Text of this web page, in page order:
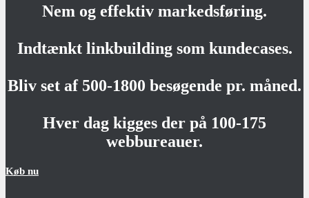
Nem og effektiv markedsføring.
Indtænkt linkbuilding som kundecases.
Bliv set af 500-1800 besøgende pr. måned.
Hver dag kigges der på 100-175
webbureauer.
Køb nu